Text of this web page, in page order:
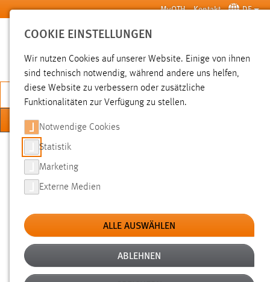
Zum Hauptinhalt springen MyOTH Kontakt DE
SUCHE
JETZT BEWERBEN
Sie sind hier:
International
PROJEKTBESCHREIBUNG
MINTeGreat
Studierende an den MINT-Fakultäten.
Mit Mitteln des Bundesministeriums für Bildung und
COOKIE EINSTELLUNGEN
Wir nutzen Cookies auf unserer Website. Einige von ihnen
sind technisch notwendig, während andere uns helfen,
diese Website zu verbessern oder zusätzliche
Funktionalitäten zur Verfügung zu stellen.
Notwendige Cookies
Statistik
Marketing
Externe Medien
ALLE AUSWÄHLEN
ABLEHNEN